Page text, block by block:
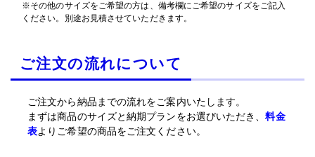
※その他のサイズをご希望の方は、備考欄にご希望のサイズをご記入
ください。別途お見積させていただきます。
ご注文の流れについて
ご注文から納品までの流れをご案内いたします。
まずは商品のサイズと納期プランをお選びいただき、料金
表よりご希望の商品をご注文ください。